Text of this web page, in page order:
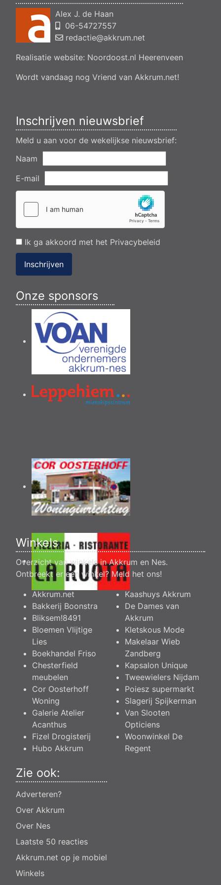
en veranderen van een woning- en het veranderen van een
bedrijfsgebouw, polsleatwei 11 Akkrum
Aanvraag omgevingsvergunning, bouwen van een
bedrijfsverzamelgebouw, spikerboor naast nummer 11-1
Aanvraag omgevingsvergunning wateractiviteit wf-1009518
van een transformatorstation project nulelie Akkrum nabij de
Alex J. de Haan
06-54727557
redactie@akkrum.net
Realisatie website: Noordoost.nl Heerenveen
Wordt vandaag nog Vriend van Akkrum.net!
Inschrijven nieuwsbrief
Meld u aan voor de wekelijkse nieuwsbrief:
Naam
E-mail
Ik ga akkoord met het Privacybeleid
Inschrijven
Onze sponsors
Winkels
Overzicht van winkels in Akkrum en Nes.
Ontbreekt er een winkel?Meld het ons!
Akkrum.net
Bakkerij Boonstra
Bliksem!8491
Bloemen Vlijtige
Lies
Boekhandel Friso
Chesterfield
meubelen
Cor Oosterhoff
Woning
Galerie Atelier
Acanthus
Fizel Drogisterij
Hubo Akkrum
Kaashuys Akkrum
De Dames van
Akkrum
Kletskous Mode
Makelaar Wieb
Zandberg
Kapsalon Unique
Tweewielers Nijdam
Poiesz supermarkt
Slagerij Spijkerman
Van Slooten
Opticiens
Woonwinkel De
Regent
Zie ook:
Adverteren?
Over Akkrum
Over Nes
Laatste 50 reacties
Akkrum.net op je mobiel
Winkels